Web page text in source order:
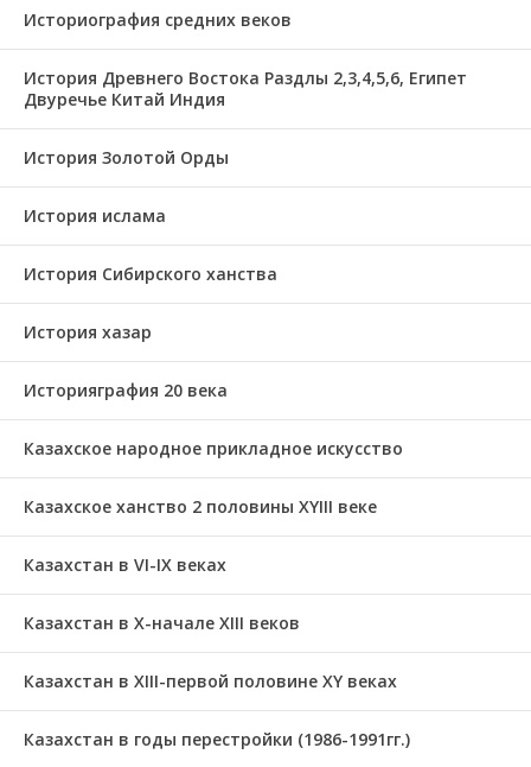
Историография средних веков
История Древнего Востока Раздлы 2,3,4,5,6, Египет
Двуречье Китай Индия
История Золотой Орды
История ислама
История Сибирского ханства
История хазар
Историяграфия 20 века
Казахское народное прикладное искусство
Казахское ханство 2 половины ХҮІІІ веке
Казахстан в VI-IX веках
Казахстан в X-начале XIII веков
Казахстан в XIII-первой половине ХҮ веках
Казахстан в годы перестройки (1986-1991гг.)